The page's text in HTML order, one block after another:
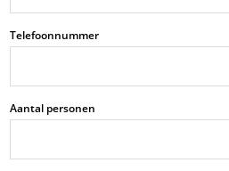
Telefoonnummer
Aantal personen